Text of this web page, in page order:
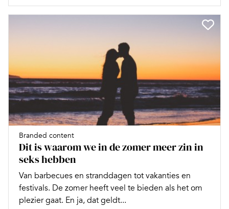
Branded content
Dit is waarom we in de zomer meer zin in
seks hebben
Van barbecues en stranddagen tot vakanties en
festivals. De zomer heeft veel te bieden als het om
plezier gaat. En ja, dat geldt...